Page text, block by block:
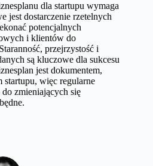
dla startupu wymaga
jest dostarczenie rzetelnych
potencjalnych
i klientów do
przejrzystość i
są kluczowe dla sukcesu
jest dokumentem,
więc regularne
zmieniających się